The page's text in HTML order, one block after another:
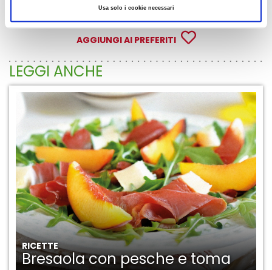
Usa solo i cookie necessari
AGGIUNGI AI PREFERITI
LEGGI ANCHE
RICETTE
Bresaola con pesche e toma